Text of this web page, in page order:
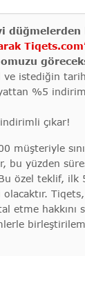
istediğin
%5
çıkar!
müşteriyle
bu yüzden
özel teklif, ilk
olacaktır.
etme hakkını